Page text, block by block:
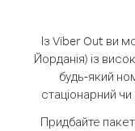
Із Viber Out ви
Йорданія) із
будь-який
стаціонарний
Придбайте